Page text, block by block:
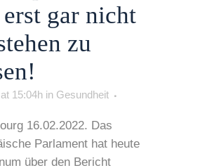
gar nicht
zu
15:04h in Gesundheit
16.02.2022. Das
Parlament hat heute
über den Bericht